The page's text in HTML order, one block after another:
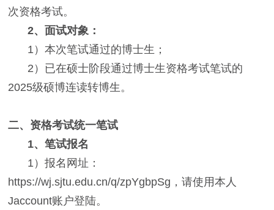
次资格考试。
2、面试对象：
1）本次笔试通过的博士生；
2）已在硕士阶段通过博士生资格考试笔试的
2025级硕博连读转博生。
二、资格考试统一笔试
1、笔试报名
1）报名网址：
https://wj.sjtu.edu.cn/q/zpYgbpSg，请使用本人
Jaccount账户登陆。